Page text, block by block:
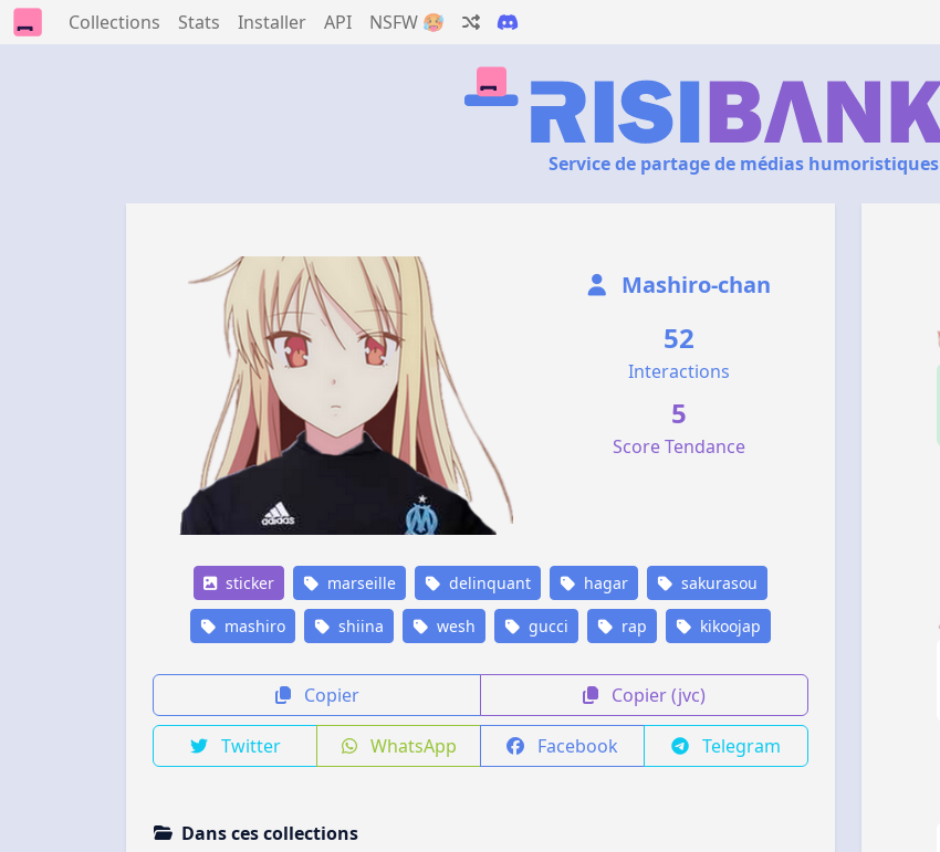
Collections Stats Installer API NSFW 🥵
Service de partage de médias humoristiques
Mashiro-chan
52
Interactions
5
Score Tendance
sticker marseille delinquant hagar sakurasou
mashiro shiina wesh gucci rap kikoojap
Copier Copier (jvc)
Twitter WhatsApp Facebook Telegram
Dans ces collections